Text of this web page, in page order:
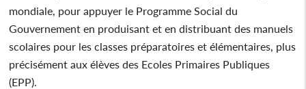
mondiale, pour appuyer le Programme Social du
Gouvernement en produisant et en distribuant des manuels
scolaires pour les classes préparatoires et élémentaires, plus
précisément aux élèves des Ecoles Primaires Publiques
(EPP).